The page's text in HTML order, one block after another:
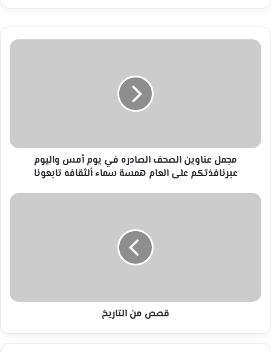
مجمل
عبرنافذتكم
سماء
مجمل عناوين الصحف الصادره في يوم أمس واليوم
عبرنافذتكم على العام همسة سماء ألثقافه تابعونا
قصص
قصص من التاريخ